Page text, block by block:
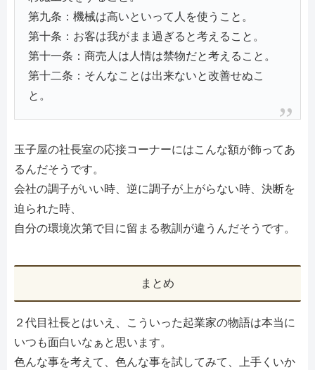
第九条：機械は高いといって人を使うこと。
第十条：お客は我がまま過ぎると考えること。
第十一条：商売人は人情は禁物だと考えること。
第十二条：そんなことは出来ないと改善せぬこ
と。
玉子屋の社長室の応接コーナーにはこんな額が飾ってあ
るんだそうです。
会社の調子がいい時、逆に調子が上がらない時、決断を
迫られた時、
自分の環境次第で目に留まる教訓が違うんだそうです。
まとめ
２代目社長とはいえ、こういった起業家の物語は本当に
いつも面白いなぁと思います。
色んな事を考えて、色んな事を試してみて、上手くいか